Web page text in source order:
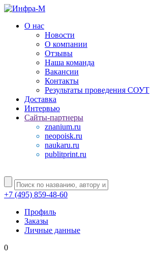
О нас
Новости
О компании
Отзывы
Наша команда
Вакансии
Контакты
Результаты проведения СОУТ
Доставка
Интервью
Сайты-партнеры
znanium.ru
neopoisk.ru
naukaru.ru
publitprint.ru
+7 (495) 859-48-60
Профиль
Заказы
Личные данные
0